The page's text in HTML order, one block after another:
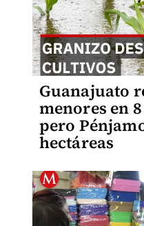
Guanajuato
menores en
pero
hectáreas